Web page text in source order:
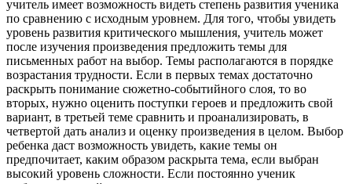
учитель имеет возможность видеть степень развития ученика
по сравнению с исходным уровнем. Для того, чтобы увидеть
уровень развития критического мышления, учитель может
после изучения произведения предложить темы для
письменных работ на выбор. Темы располагаются в порядке
возрастания трудности. Если в первых темах достаточно
раскрыть понимание сюжетно-событийного слоя, то во
вторых, нужно оценить поступки героев и предложить свой
вариант, в третьей теме сравнить и проанализировать, в
четвертой дать анализ и оценку произведения в целом. Выбор
ребенка даст возможность увидеть, какие темы он
предпочитает, каким образом раскрыта тема, если выбран
высокий уровень сложности. Если постоянно ученик